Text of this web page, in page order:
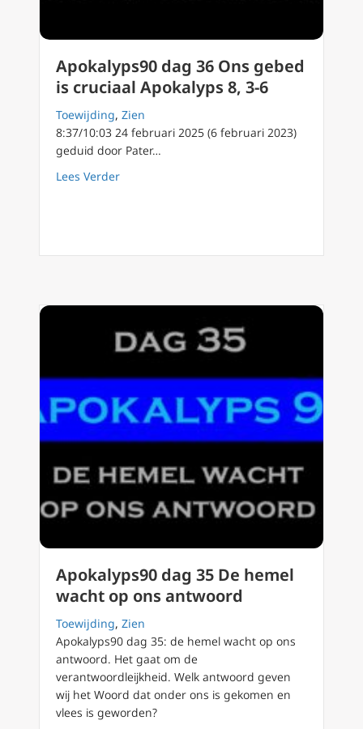
Apokalyps90 dag 36 Ons gebed
is cruciaal Apokalyps 8, 3-6
Toewijding, Zien
8:37/10:03 24 februari 2025 (6 februari 2023)
geduid door Pater…
Lees Verderabout Apokalyps90 dag 36 Ons gebed is
Apokalyps90 dag 35 De hemel
wacht op ons antwoord
Toewijding, Zien
Apokalyps90 dag 35: de hemel wacht op ons
antwoord. Het gaat om de
verantwoordleijkheid. Welk antwoord geven
wij het Woord dat onder ons is gekomen en
vlees is geworden?